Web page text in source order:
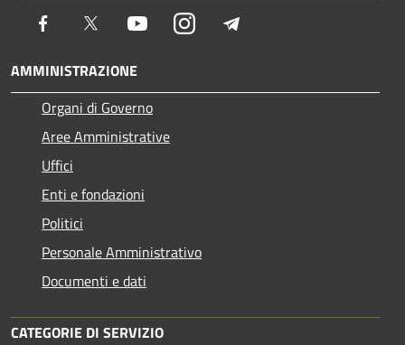
Facebook Twitter YoutubeInstagram
AMMINISTRAZIONE
Organi di Governo
Aree Amministrative
Uffici
Enti e fondazioni
Politici
Personale Amministrativo
Documenti e dati
CATEGORIE DI SERVIZIO